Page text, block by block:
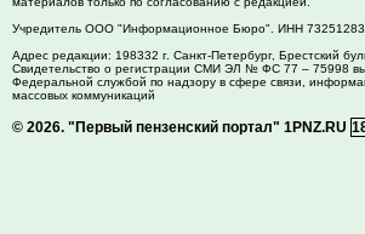
Учредитель ООО "Информационное Бюро". ИНН
Адрес редакции: 198332 г. Санкт-Петербург, Брестский
Свидетельство о регистрации СМИ ЭЛ № ФС 77 – 75998
Федеральной службой по надзору в сфере связи,
массовых коммуникаций
© 2026. "Первый пензенский портал" 1PNZ.RU